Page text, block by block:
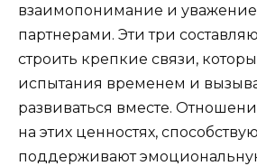
взаимопонимание и
партнерами. Эти три
строить крепкие связи,
испытания временем и
развиваться вместе.
на этих ценностях,
поддерживают